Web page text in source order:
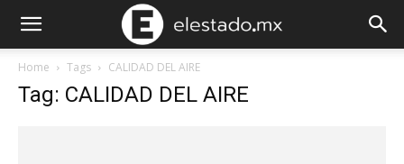
Home Tags CALIDAD DEL AIRE
Tag: CALIDAD DEL AIRE